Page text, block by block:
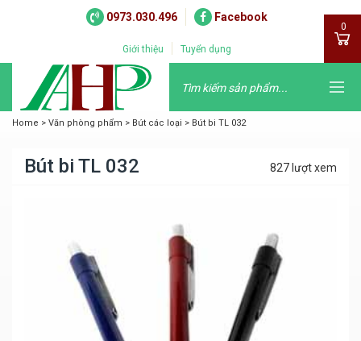
0973.030.496 Facebook
Giới thiệu Tuyển dụng
0
Home > Văn phòng phẩm > Bút các loại > Bút bi TL 032
Bút bi TL 032 827 lượt xem